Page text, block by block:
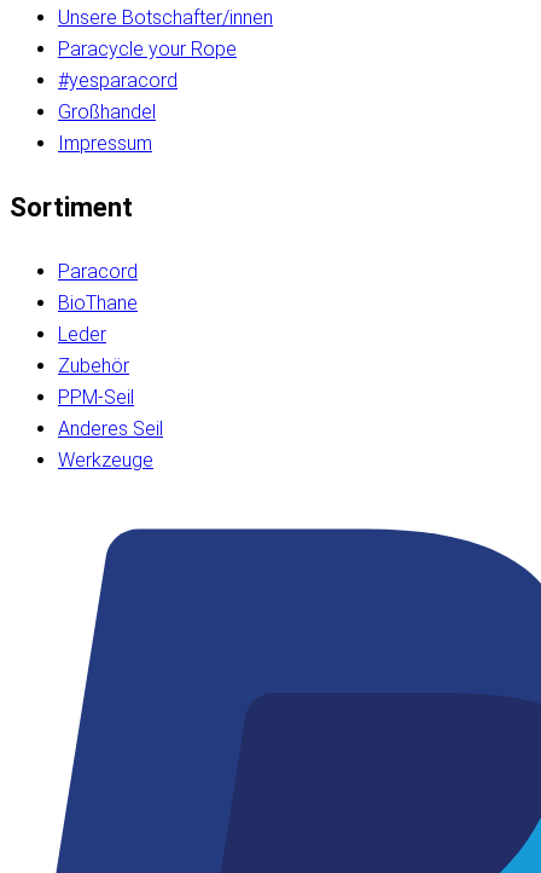
Unsere Botschafter/innen
Paracycle your Rope
#yesparacord
Großhandel
Impressum
Sortiment
Paracord
BioThane
Leder
Zubehör
PPM-Seil
Anderes Seil
Werkzeuge